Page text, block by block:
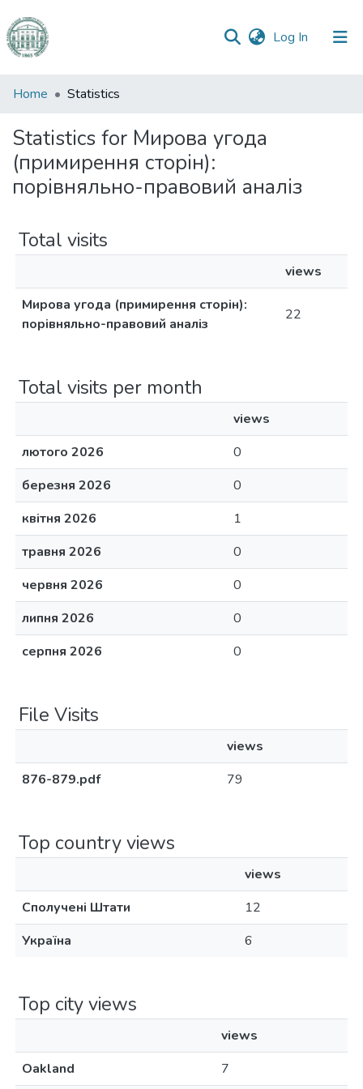
Log In (current)
Communities
Collections
All of DSpace
Home Statistics
Statistics for Мирова угода
(примирення сторін):
порівняльно-правовий аналіз
Total visits
views
Мирова угода (примирення сторін):
порівняльно-правовий аналіз
22
Total visits per month
views
лютого 2026
0
березня 2026
0
квітня 2026
1
травня 2026
0
червня 2026
0
липня 2026
0
серпня 2026
0
File Visits
views
876-879.pdf
79
Top country views
views
Сполучені Штати
12
Україна
6
Top city views
views
Oakland
7